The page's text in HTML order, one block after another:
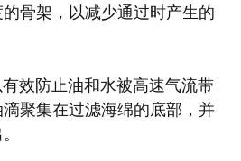
骨架，以减少通过时产生的
效防止油和水被高速气流带
聚集在过滤海绵的底部，并